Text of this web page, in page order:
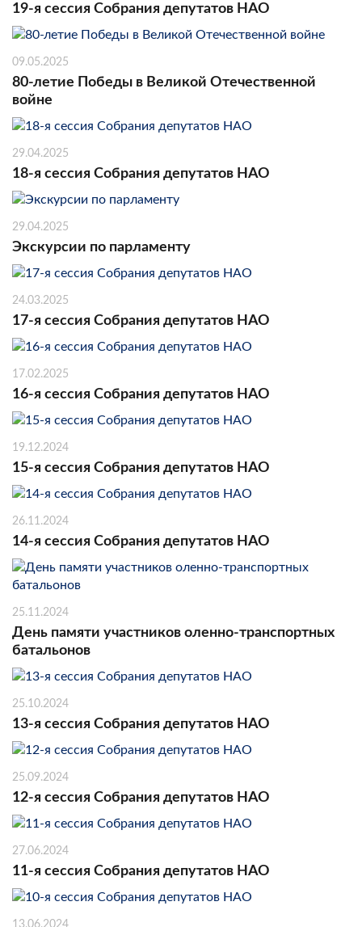
19-я сессия Собрания депутатов НАО
09.05.2025
80-летие Победы в Великой Отечественной
войне
29.04.2025
18-я сессия Собрания депутатов НАО
29.04.2025
Экскурсии по парламенту
24.03.2025
17-я сессия Собрания депутатов НАО
17.02.2025
16-я сессия Собрания депутатов НАО
19.12.2024
15-я сессия Собрания депутатов НАО
26.11.2024
14-я сессия Собрания депутатов НАО
25.11.2024
День памяти участников оленно-транспортных
батальонов
25.10.2024
13-я сессия Собрания депутатов НАО
25.09.2024
12-я сессия Собрания депутатов НАО
27.06.2024
11-я сессия Собрания депутатов НАО
13.06.2024